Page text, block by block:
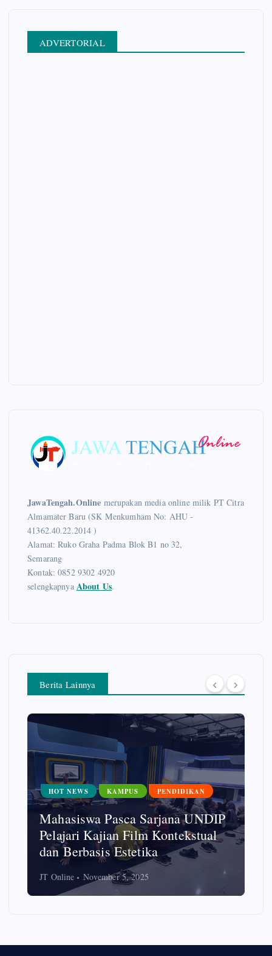
ADVERTORIAL
JawaTengah.Online merupakan media online milik PT Citra
Almamater Baru (SK Menkumham No: AHU -
41362.40.22.2014 )
Alamat: Ruko Graha Padma Blok B1 no 32,
Semarang
Kontak: 0852 9302 4920
selengkapnya About Us.
Berita Lainnya
HOT NEWS KAMPUS PENDIDIKAN
Mahasiswa Pasca Sarjana UNDIP
Pelajari Kajian Film Kontekstual
dan Berbasis Estetika
JT Online November 5, 2025